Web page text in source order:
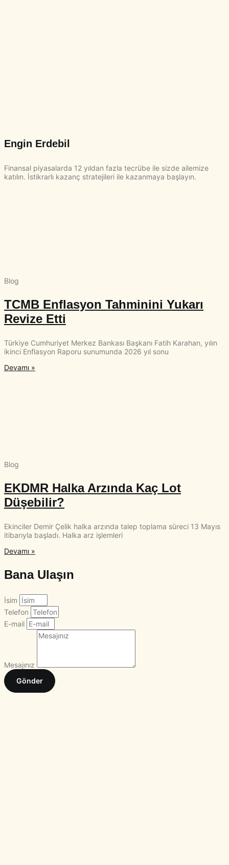
Engin Erdebil
Finansal piyasalarda 12 yıldan fazla tecrübe ile sizde ailemize
katılın. İstikrarlı kazanç stratejileri ile kazanmaya başlayın.
Blog
TCMB Enflasyon Tahminini Yukarı
Revize Etti
Türkiye Cumhuriyet Merkez Bankası Başkanı Fatih Karahan, yılın
ikinci Enflasyon Raporu sunumunda 2026 yıl sonu
Devamı »
Blog
EKDMR Halka Arzında Kaç Lot
Düşebilir?
Ekinciler Demir Çelik halka arzında talep toplama süreci 13 Mayıs
itibarıyla başladı. Halka arz işlemleri
Devamı »
Bana Ulaşın
İsim
Telefon
E-mail
Mesajınız
Gönder